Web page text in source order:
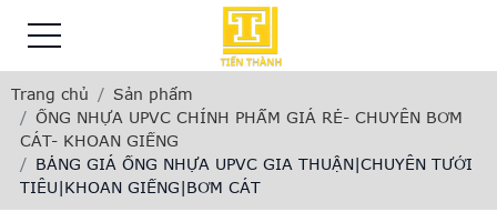
Trang chủ
Sản phẩm
ỐNG NHỰA UPVC CHÍNH PHẨM GIÁ RẺ- CHUYÊN BƠM
CÁT- KHOAN GIẾNG
BẢNG GIÁ ỐNG NHỰA UPVC GIA THUẬN|CHUYÊN TƯỚI
TIÊU|KHOAN GIẾNG|BƠM CÁT